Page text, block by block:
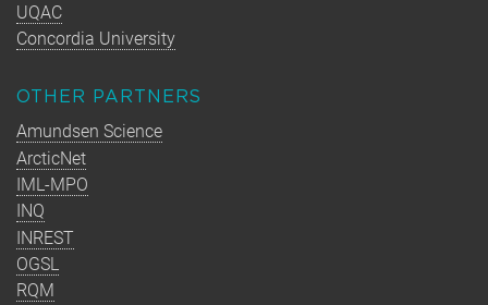
UQAC
Concordia University
OTHER PARTNERS
Amundsen Science
ArcticNet
IML-MPO
INQ
INREST
OGSL
RQM